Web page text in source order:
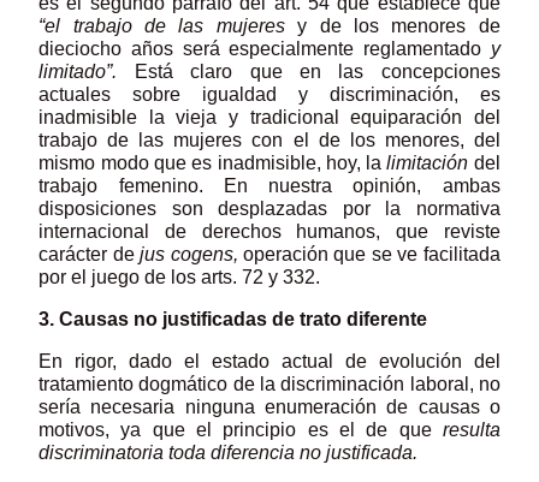
“el trabajo de las
mujeresy de los menores de
dieciocho años será especialmente reglamentado y
limitado”.
Está claro que en las concepciones
actuales sobre igualdad y discriminación, es
inadmisible la vieja y tradicional equiparación del
trabajo de las mujeres con el de los menores, del
mismo modo que es inadmisible, hoy, lalimitación del
trabajo femenino. En nuestra opinión, ambas
disposiciones son desplazadas por la normativa
internacional de derechos humanos, que reviste
carácter dejus cogens,operación que se ve facilitada
por el juego de los arts. 72 y 332.
3. Causas no justificadas de trato diferente
En rigor, dado el estado actual de evolución del
tratamiento dogmático de la discriminación laboral, no
sería necesaria ninguna enumeración de causas o
motivos, ya que el principio es el de que resulta
discriminatoria toda diferencia no justificada.